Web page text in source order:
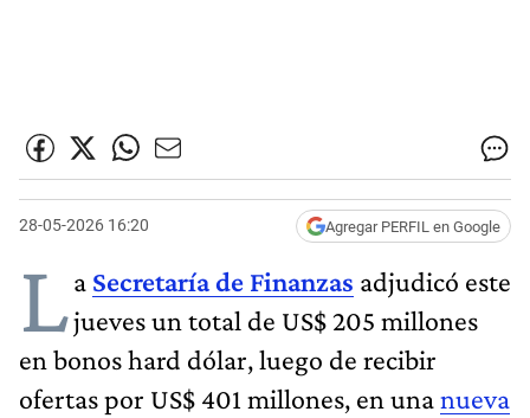
28-05-2026 16:20 Agregar PERFIL en Google
La Secretaría de Finanzas adjudicó este
jueves un total de US$ 205 millones
en bonos hard dólar, luego de recibir
ofertas por US$ 401 millones, en unanueva